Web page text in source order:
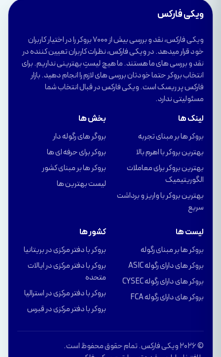
ویکی فارکس
ویکی فارکس، نقد و بررسی بیش از 7000 بروکر را در اختیار کاربران
خود قرار میدهد. در ویکی فارکس، نظرات کاربران تعیین کننده در
نقد و بررسی های ما هستند. ما هیچ لیستِ بهترینی نداریم. برای
انتخاب بروکر حتما خودتان بررسی های لازم را انجام دهید. بازار
فارکس پر ریسک است. ویکی فارکس در قبال انتخاب شما
مسئولیتی ندارد.
لینک ها
بروکر ها بر مبنای تجربه
بهترین بروکر با اهرم بالا
بهترین بروکر برای معاملات
الگوریتیمیک
بهترین بروکر با واریز و برداشت
سریع
بخش ها
بروگر های رگوله دار
بروکر برای حرفه ای ها
بروکر ها بر مبنای کشور
لیست بهترین ها
لیست ها
بروکر ها بر مبنای رگوله
بروکر های دارای رگوله ASIC
بروکر های دارای رگوله CYSEC
بروکر های دارای رگوله FCA
کشور ها
بروکر با دفتر مرکزی در بریتانیا
بروکر با دفتر مرکزی در ایالات
متحده
بروکر با دفتر مرکزی در استرالیا
بروکر با دفتر مرکزی در قبرس
© 2026 ویکی فارکس. تمام حقوق محفوظ است.